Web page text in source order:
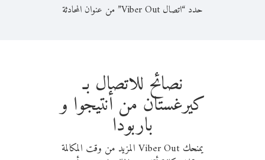
حدد “اتصال Viber Out” من عنوان المحادثة
نصائح للاتصال بـ
كيرغستان من أنتيجوا و
باربودا
يمنحك Viber Out المزيد من وقت المكالمة